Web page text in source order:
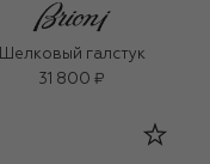
Шелковый галстук
31 800 ₽